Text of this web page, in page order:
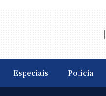
Especiais Polícia